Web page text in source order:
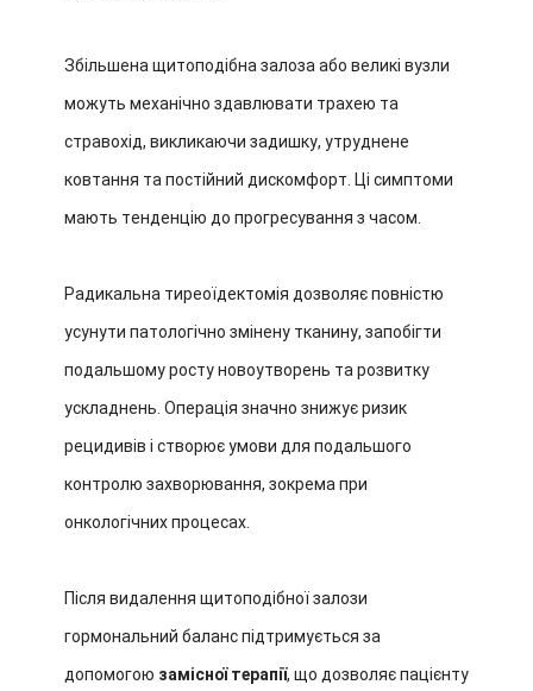
Збільшена щитоподібна залоза або великі вузли
можуть механічно здавлювати трахею та
стравохід, викликаючи задишку, утруднене
ковтання та постійний дискомфорт. Ці симптоми
мають тенденцію до прогресування з часом.
Радикальна тиреоїдектомія дозволяє повністю
усунути патологічно змінену тканину, запобігти
подальшому росту новоутворень та розвитку
ускладнень. Операція значно знижує ризик
рецидивів і створює умови для подальшого
контролю захворювання, зокрема при
онкологічних процесах.
Після видалення щитоподібної залози
гормональний баланс підтримується за
допомогою замісної терапії, що дозволяє пацієнту